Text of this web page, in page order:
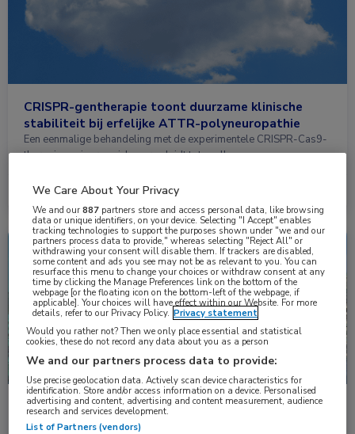
CRISPR-gentherapie toont duurzame klinische
stabiliteit bij erfelijke ATTR-polyneuropathie
Een eenmalige behandeling met de experimentele CRISPR-Cas9-
therapie nexiguran ziclumeran leidt tot snelle en …
13 jan. 2026
Congresnieuws Neurologie
ChatGPT behulpzaam bij diagnostiek van
polyneuropathie
We Care About Your Privacy
We and our887 partners store and access personal data, like browsing
data or unique identifiers, on your device. Selecting "I Accept" enables
tracking technologies to support the purposes shown under "we and our
partners process data to provide," whereas selecting "Reject All" or
withdrawing your consent will disable them. If trackers are disabled,
some content and ads you see may not be as relevant to you. You can
resurface this menu to change your choices or withdraw consent at any
time by clicking the Manage Preferences link on the bottom of the
webpage [or the floating icon on the bottom-left of the webpage, if
applicable]. Your choices will have effect within our Website. For more
details, refer to our Privacy Policy. Privacy statement
Would you rather not? Then we only place essential and statistical
cookies, these do not record any data about you as a person
We and our partners process data to provide:
Use precise geolocation data. Actively scan device characteristics for
identification. Store and/or access information on a device. Personalised
advertising and content, advertising and content measurement, audience
research and services development.
List of Partners (vendors)